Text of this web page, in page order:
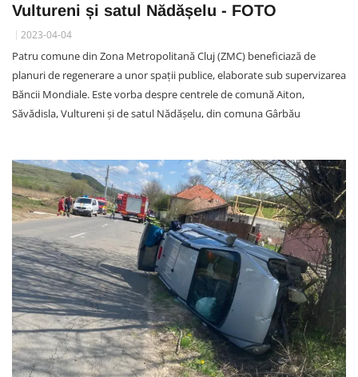
Vultureni și satul Nădășelu - FOTO
2023-04-04
Patru comune din Zona Metropolitană Cluj (ZMC) beneficiază de
planuri de regenerare a unor spații publice, elaborate sub supervizarea
Băncii Mondiale. Este vorba despre centrele de comună Aiton,
Săvădisla, Vultureni și de satul Nădășelu, din comuna Gârbău